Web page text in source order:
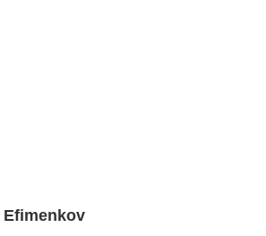
Efimenkov